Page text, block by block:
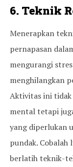
6. Teknik
Menerapkan
pernapasan
mengurangi
menghilangkan
Aktivitas ini tidak
mental tetapi
yang diperlukan
pundak.
berlatih teknik-